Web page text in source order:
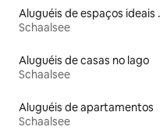
Schaalsee
Aluguéis de casas no lago
Schaalsee
Aluguéis de apartamentos
Schaalsee